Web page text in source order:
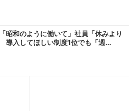
昭和のように働いて」社員「休みより
導入してほしい制度1位でも「週...